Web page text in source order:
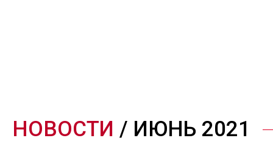
НОВОСТИ / ИЮНЬ 2021